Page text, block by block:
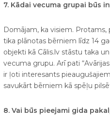
7. Kādai vecuma grupai būs
Domājam, ka visiem. Protams,
tika plānotas bērniem līdz 14
objekti kā Cālis.lv stāstu taka
vecuma grupu. Arī pati
ir ļoti interesants
savukārt bērniem kā spēļu
8. Vai būs pieejami gida